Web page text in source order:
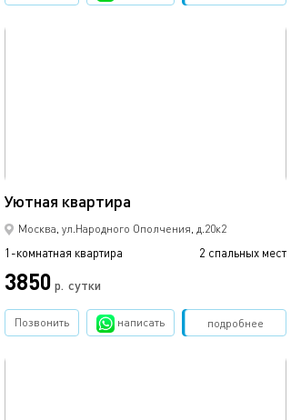
Уютная квартира
Москва, ул.Народного Ополчения, д.20к2
1-комнатная квартира 2 спальных мест
3850 р. сутки
подробнее
Позвонить написать Забронировать